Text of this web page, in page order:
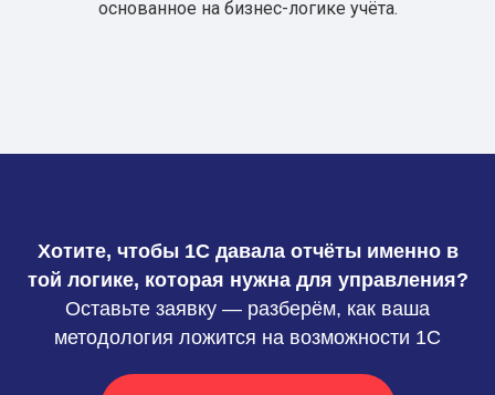
основанное на бизнес-логике учёта.
Хотите, чтобы 1С давала отчёты именно в
той логике, которая нужна для управления?
Оставьте заявку — разберём, как ваша
методология ложится на возможности 1С